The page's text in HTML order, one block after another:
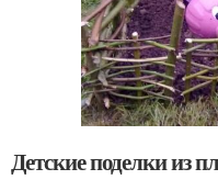
Детские поделки из